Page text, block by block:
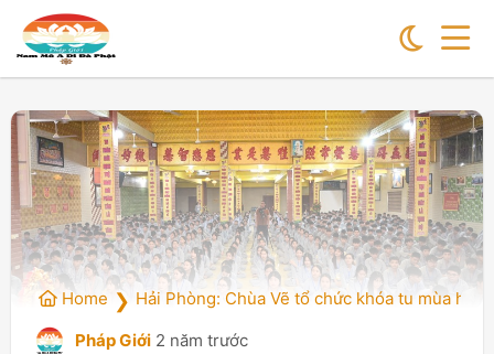
Home ❯ Hải Phòng: Chùa Vẽ tổ chức khóa tu mùa hè
Pháp Giới 2 năm trước